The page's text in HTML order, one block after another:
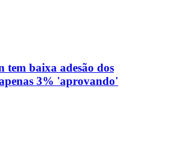
tem baixa adesão dos
3% 'aprovando'